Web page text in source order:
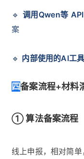
🔹 调用Qwen等
案
🔹 内部使用的AI工具
四备案流程+材料
① 算法备案流程
线上申报，相对简